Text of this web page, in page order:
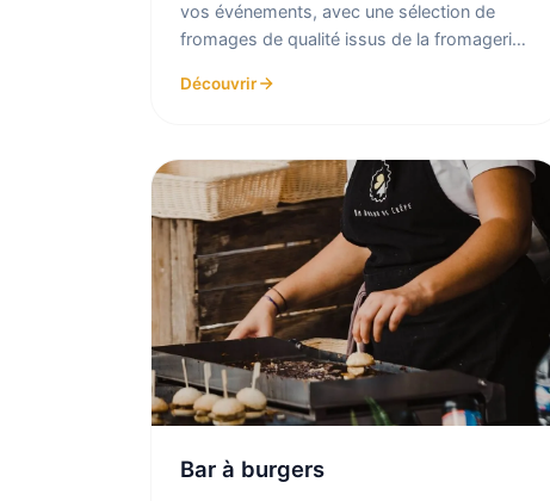
vos événements, avec une sélection de
fromages de qualité issus de la fromagerie
Découvrir
Bar à burgers